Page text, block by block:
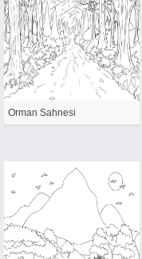
Orman Sahnesi